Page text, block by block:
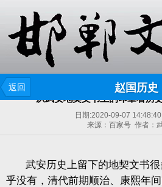
返回 赵国历史
从武安地契文书上的印章看历
日期:2020-09-07 14:48:40
来源：百家号 作者：
武安历史上留下的地契文书
乎没有，清代前期顺治、康熙年